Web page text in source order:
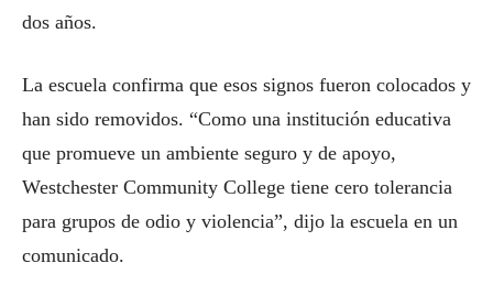
dos años.
La escuela confirma que esos signos fueron colocados y
han sido removidos. “Como una institución educativa
que promueve un ambiente seguro y de apoyo,
Westchester Community College tiene cero tolerancia
para grupos de odio y violencia”, dijo la escuela en un
comunicado.